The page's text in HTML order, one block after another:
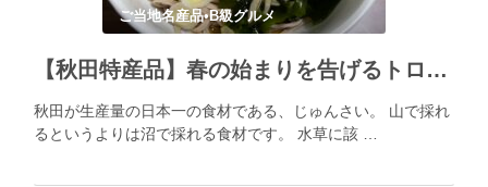
ご当地名産品•B級グルメ
【秋田特産品】春の始まりを告げるトロトロじゅんさいの冷やし蕎麦
秋田が生産量の日本一の食材である、じゅんさい。 山で採れ
るというよりは沼で採れる食材です。 水草に該 …